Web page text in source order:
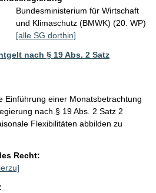
Bundesministerium für Wirtschaft
und Klimaschutz (BMWK) (20. WP)
[alle SG dorthin]
nach § 19 Abs. 2 Satz
Einführung einer Monatsbetrachtung
nach § 19 Abs. 2 Satz 2
Flexibilitäten abbilden zu
Recht: